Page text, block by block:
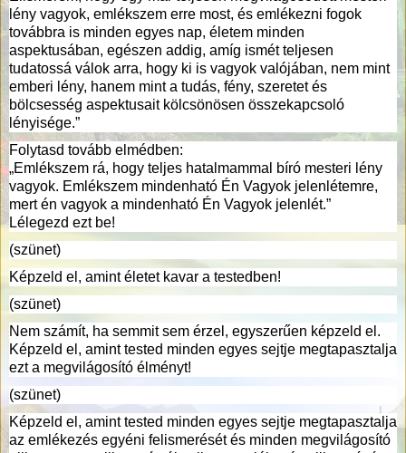
lény vagyok, emlékszem erre most, és emlékezni fogok
továbbra is minden egyes nap, életem minden
aspektusában, egészen addig, amíg ismét teljesen
tudatossá válok arra, hogy ki is vagyok valójában, nem mint
emberi lény, hanem mint a tudás, fény, szeretet és
bölcsesség aspektusait kölcsönösen összekapcsoló
lényisége.”
Folytasd tovább elmédben:
„Emlékszem rá, hogy teljes hatalmammal bíró mesteri lény
vagyok. Emlékszem mindenható Én Vagyok jelenlétemre,
mert én vagyok a mindenható Én Vagyok jelenlét.”
Lélegezd ezt be!
(szünet)
Képzeld el, amint életet kavar a testedben!
(szünet)
Nem számít, ha semmit sem érzel, egyszerűen képzeld el.
Képzeld el, amint tested minden egyes sejtje megtapasztalja
ezt a megvilágosító élményt!
(szünet)
Képzeld el, amint tested minden egyes sejtje megtapasztalja
az emlékezés egyéni felismerését és minden megvilágosító